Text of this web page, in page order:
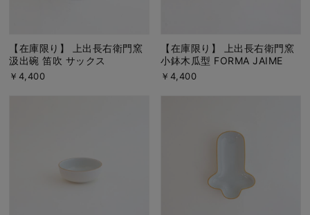
【在庫限り】 上出長右衛門窯
汲出碗 笛吹 サックス
￥4,400
【在庫限り】 上出長右衛門窯
小鉢木瓜型 FORMA JAIME
￥4,400